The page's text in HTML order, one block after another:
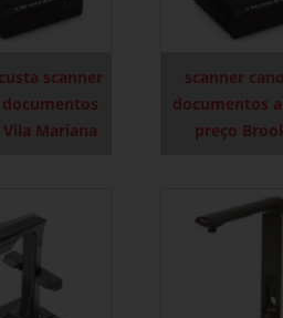
scanner
documentos
Mariana
scanner
documentos
preço